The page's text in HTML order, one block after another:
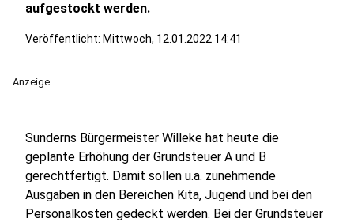
aufgestockt werden.
Veröffentlicht: Mittwoch, 12.01.2022 14:41
Anzeige
Sunderns Bürgermeister Willeke hat heute die
geplante Erhöhung der Grundsteuer A und B
gerechtfertigt. Damit sollen u.a. zunehmende
Ausgaben in den Bereichen Kita, Jugend und bei den
Personalkosten gedeckt werden. Bei der Grundsteuer